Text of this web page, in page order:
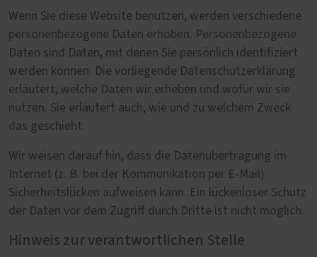
Wenn Sie diese Website benutzen, werden verschiedene
personenbezogene Daten erhoben. Personenbezogene
Daten sind Daten, mit denen Sie persönlich identifiziert
werden können. Die vorliegende Datenschutzerklärung
erläutert, welche Daten wir erheben und wofür wir sie
nutzen. Sie erläutert auch, wie und zu welchem Zweck
das geschieht.
Wir weisen darauf hin, dass die Datenübertragung im
Internet (z. B. bei der Kommunikation per E-Mail)
Sicherheitslücken aufweisen kann. Ein lückenloser Schutz
der Daten vor dem Zugriff durch Dritte ist nicht möglich.
Hinweis zur verantwortlichen Stelle